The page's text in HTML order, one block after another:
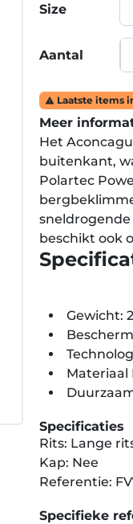
Size
Aantal
 Laatste items
Meer
Het
buitenkant,
Polartec
beschikt ook
Gewicht:
Materiaal
Specificaties
Rits: Lange
Kap: Nee
Referentie:
Specifieke